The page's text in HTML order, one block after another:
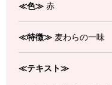
≪色≫ 赤
≪特徴≫ 麦わらの一味
≪テキスト≫